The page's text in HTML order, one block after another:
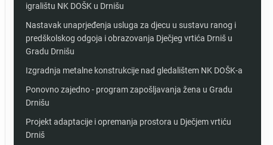
igralištu NK DOŠK u Drnišu
Nastavak unaprjeđenja usluga za djecu u sustavu ranog i
predškolskog odgoja i obrazovanja Dječjeg vrtića Drniš u
Gradu Drnišu
Izgradnja metalne konstrukcije nad gledalištem NK DOŠK-a
Ponovno zajedno - program zapošljavanja žena u Gradu
Drnišu
Projekt adaptacije i opremanja prostora u Dječjem vrtiću
Drniš